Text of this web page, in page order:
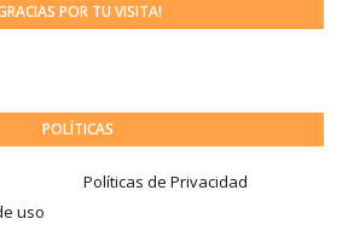
POR TU VISITA!
POLÍTICAS
Políticas de Privacidad
uso